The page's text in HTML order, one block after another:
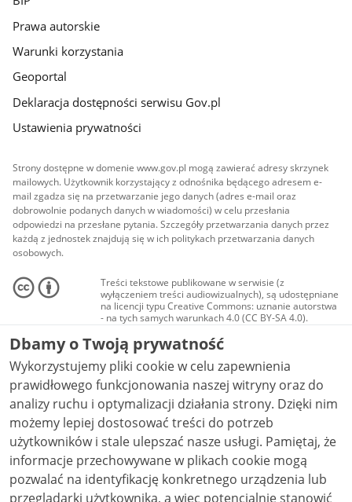
Prawa autorskie
Warunki korzystania
Geoportal
Deklaracja dostępności serwisu Gov.pl
Ustawienia prywatności
Strony dostępne w domenie www.gov.pl mogą zawierać adresy skrzynek
mailowych. Użytkownik korzystający z odnośnika będącego adresem e-
mail zgadza się na przetwarzanie jego danych (adres e-mail oraz
dobrowolnie podanych danych w wiadomości) w celu przesłania
odpowiedzi na przesłane pytania. Szczegóły przetwarzania danych przez
każdą z jednostek znajdują się w ich politykach przetwarzania danych
osobowych.
Treści tekstowe publikowane w serwisie (z
wyłączeniem treści audiowizualnych), są udostępniane
na licencji typu Creative Commons: uznanie autorstwa
- na tych samych warunkach 4.0 (CC BY-SA 4.0).
Materiały audiowizualne, w tym zdjęcia, materiały
audio i wideo, są udostępniane na licencji typu
Creative Commons: uznanie autorstwa użycie
niekomercyjne - bez utworów zależnych 4.0 (CC BY-
NC-ND 4.0), o ile nie jest to stwierdzone inaczej.
Dbamy o Twoją prywatność
Wykorzystujemy pliki cookie w celu zapewnienia
prawidłowego funkcjonowania naszej witryny oraz do
analizy ruchu i optymalizacji działania strony. Dzięki nim
możemy lepiej dostosować treści do potrzeb
użytkowników i stale ulepszać nasze usługi. Pamiętaj, że
informacje przechowywane w plikach cookie mogą
pozwalać na identyfikację konkretnego urządzenia lub
przeglądarki użytkownika, a więc potencjalnie stanowić